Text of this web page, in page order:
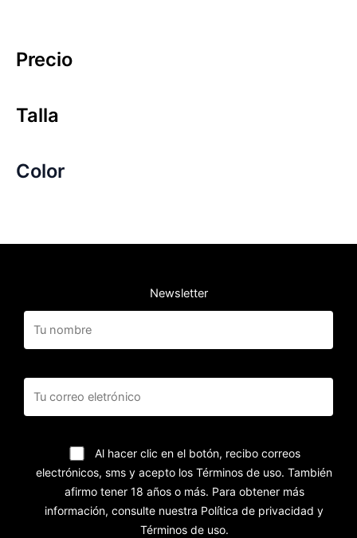
Precio
Talla
Color
Newsletter
Al hacer clic en el botón, recibo correos
electrónicos, sms y acepto los Términos de uso. También
afirmo tener 18 años o más. Para obtener más
información, consulte nuestra Política de privacidad y
Términos de uso.